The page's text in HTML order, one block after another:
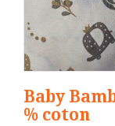
Baby
% coton